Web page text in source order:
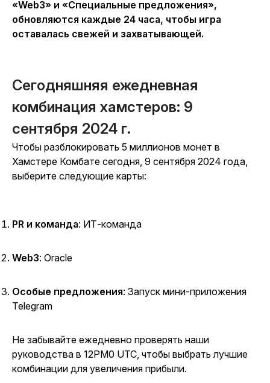
«Web3» и «Специальные предложения»,
обновляются каждые 24 часа, чтобы игра
оставалась свежей и захватывающей.
Сегодняшняя ежедневная
комбинация хамстеров: 9
сентября 2024 г.
Чтобы разблокировать 5 миллионов монет в
Хамстере Комбате сегодня, 9 сентября 2024 года,
выберите следующие карты:
PR и команда: ИТ-команда
Web3: Oracle
Особые предложения: Запуск мини-приложения
Telegram
Не забывайте ежедневно проверять наши
руководства в 12PM0 UTC, чтобы выбрать лучшие
комбинации для увеличения прибыли.